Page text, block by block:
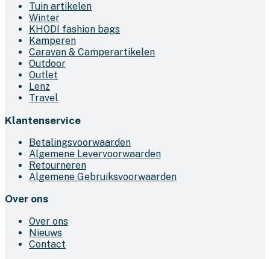
Tuin artikelen
Winter
KHODI fashion bags
Kamperen
Caravan & Camperartikelen
Outdoor
Outlet
Lenz
Travel
Klantenservice
Betalingsvoorwaarden
Algemene Levervoorwaarden
Retourneren
Algemene Gebruiksvoorwaarden
Over ons
Over ons
Nieuws
Contact